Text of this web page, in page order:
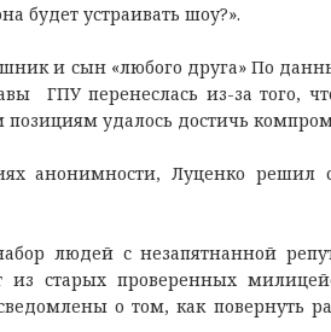
будет устраивать шоу?».
и сын «любого друга» По
ГПУ перенеслась из-за того,
удалось достичь
анонимности, Луценко решил
людей с незапятнанной
старых проверенных
о том, как повернуть